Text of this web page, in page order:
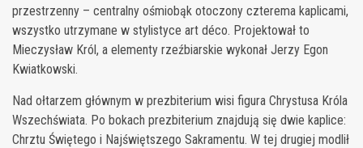
przestrzenny – centralny ośmiobąk otoczony czterema kaplicami,
wszystko utrzymane w stylistyce art déco. Projektował to
Mieczysław Król, a elementy rzeźbiarskie wykonał Jerzy Egon
Kwiatkowski.
Nad ołtarzem głównym w prezbiterium wisi figura Chrystusa Króla
Wszechświata. Po bokach prezbiterium znajdują się dwie kaplice:
Chrztu Świętego i Najświętszego Sakramentu. W tej drugiej modlił